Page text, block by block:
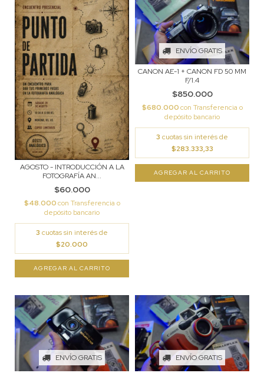
AGOSTO - INTRODUCCIÓN A LA
FOTOGRAFÍA AN...
$60.000
$48.000con Transferencia o
depósito bancario
3 cuotas sin interés de
$20.000
ENVÍO GRATIS
CANON AE-1 + CANON FD 50 MM
F/1.4
$850.000
$680.000con Transferencia o
depósito bancario
3 cuotas sin interés de
$283.333,33
ENVÍO GRATIS ENVÍO GRATIS